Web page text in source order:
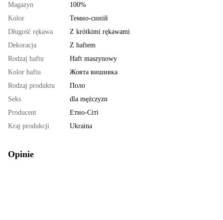
Magazyn
100%
Kolor
Темно-синій
Długość rękawa
Z krótkimi rękawami
Dekoracja
Z haftem
Rodzaj haftu
Haft maszynowy
Kolor haftu
Жовта вишивка
Rodzaj produktu
Поло
Seks
dla mężczyzn
Producent
Етно-Сіті
Kraj produkcji
Ukraina
Opinie